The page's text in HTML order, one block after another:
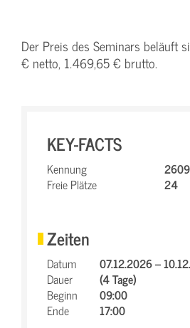
Der Preis des Seminars beläuft
€ netto, 1.469,65 € brutto.
KEY-FACTS
Kennung
Freie Plätze
24
Zeiten
Datum
07.12.2026 –
Dauer
(4 Tage)
Beginn
09:00
Ende
17:00